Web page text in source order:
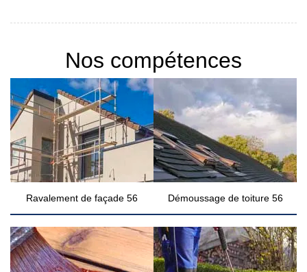
Nos compétences
Ravalement de façade 56 Démoussage de toiture 56